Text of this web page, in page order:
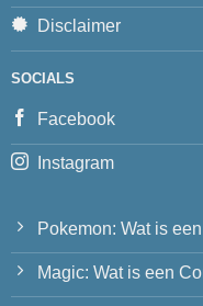
Disclaimer
SOCIALS
Facebook
Instagram
Pokemon: Wat is
Magic: Wat is een